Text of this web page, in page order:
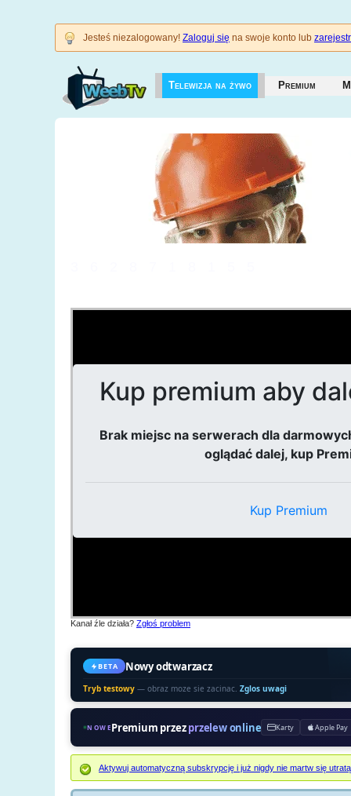
Jesteś niezalogowany! Zaloguj się na swoje konto lub
Telewizja na żywo Premium
Kanał źle działa? Zgłoś problem
BETA Nowy odtwarzacz
Tryb testowy — obraz moze sie zacinac. Zglos uwagi
NOWEPremium przezprzelew online Karty Apple Pay
Aktywuj automatyczną subskrypcję i już nigdy nie martw się